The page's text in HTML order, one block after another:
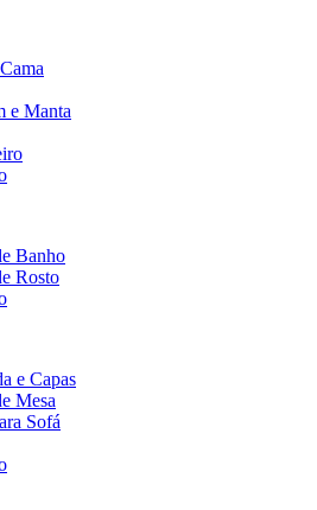
e Manta
Banho
Rosto
e Capas
Mesa
Sofá